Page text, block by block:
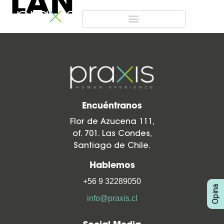
Encuéntranos
Flor de Azucena 111,
of. 701. Las Condes,
Santiago de Chile.
Hablemos
+56 9 32289050
info@praxis.cl